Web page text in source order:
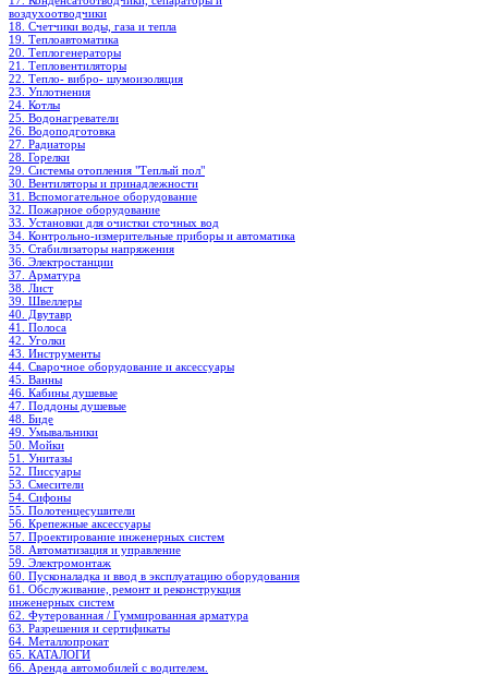
воздухоотводчики
18. Счетчики воды, газа и тепла
19. Теплоавтоматика
20. Теплогенераторы
21. Тепловентиляторы
22. Тепло- вибро- шумоизоляция
23. Уплотнения
24. Котлы
25. Водонагреватели
26. Водоподготовка
27. Радиаторы
28. Горелки
29. Системы отопления "Теплый пол"
30. Вентиляторы и принадлежности
31. Вспомогательное оборудование
32. Пожарное оборудование
33. Установки для очистки сточных вод
34. Контрольно-измерительные приборы и автоматика
35. Стабилизаторы напряжения
36. Электростанции
37. Арматура
38. Лист
39. Швеллеры
40. Двутавр
41. Полоса
42. Уголки
43. Инструменты
44. Сварочное оборудование и аксессуары
45. Ванны
46. Кабины душевые
47. Поддоны душевые
48. Биде
49. Умывальники
50. Мойки
51. Унитазы
52. Писсуары
53. Смесители
54. Сифоны
55. Полотенцесушители
56. Крепежные аксессуары
57. Проектирование инженерных систем
58. Автоматизация и управление
59. Электромонтаж
60. Пусконаладка и ввод в эксплуатацию оборудования
61. Обслуживание, ремонт и реконструкция
инженерных систем
62. Футерованная / Гуммированная арматура
63. Разрешения и сертификаты
64. Металлопрокат
65. КАТАЛОГИ
66. Аренда автомобилей с водителем.